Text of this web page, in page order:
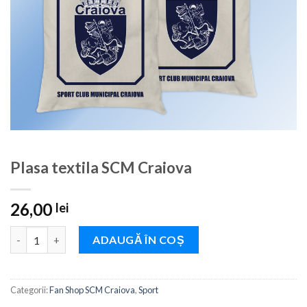
Plasa textila SCM Craiova
26,00 lei
Cantitate Plasa textila SCM Craiova
ADAUGĂ ÎN COȘ
Categorii:Fan Shop SCM Craiova,Sport